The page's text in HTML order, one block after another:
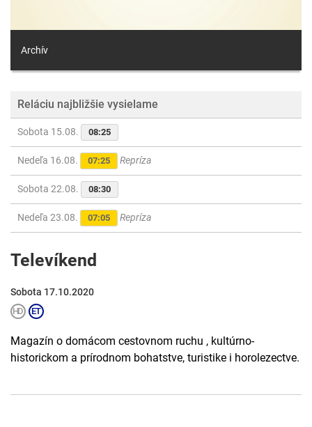
Archív
Reláciu najbližšie vysielame
Sobota 15.08. 08:25
Nedeľa 16.08. 07:25 Repríza
Sobota 22.08. 08:30
Nedeľa 23.08. 07:05 Repríza
Televíkend
Sobota 17.10.2020
Magazín o domácom cestovnom ruchu , kultúrno-
historickom a prírodnom bohatstve, turistike i horolezectve.